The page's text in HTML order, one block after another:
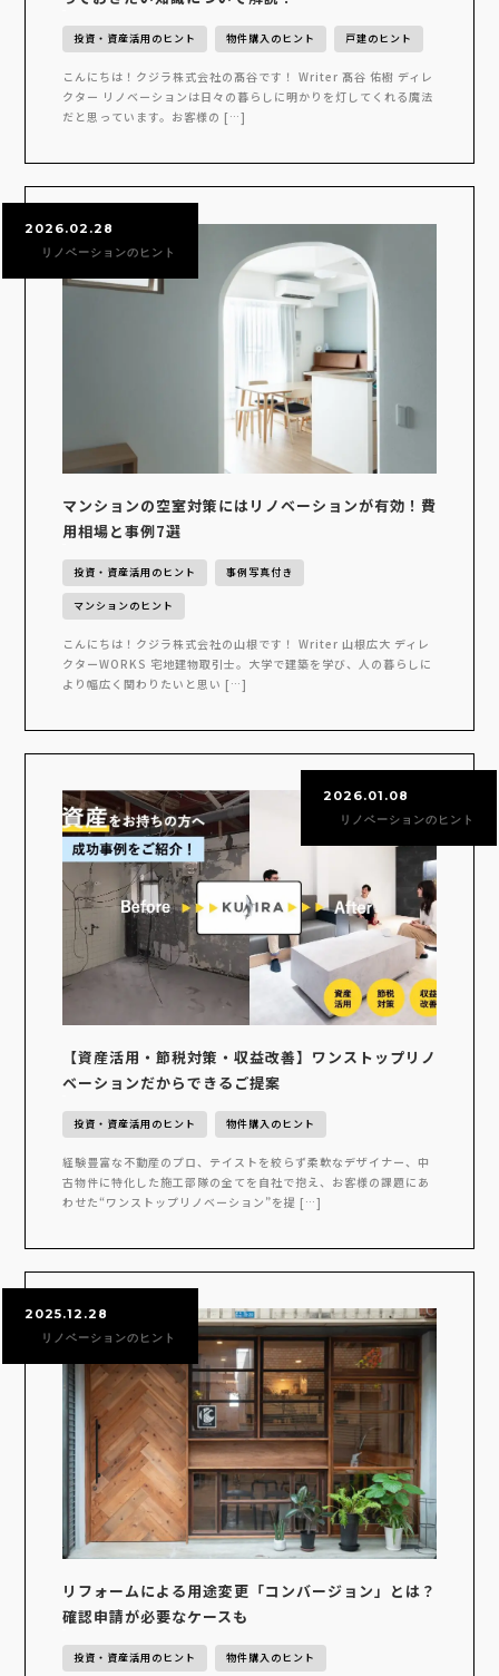
投資・資産活用のヒント 物件購入のヒント 戸建のヒント
こんにちは！クジラ株式会社の髙谷です！ Writer 髙谷 佑樹 ディレ
クター リノベーションは日々の暮らしに明かりを灯してくれる魔法
だと思っています。お客様の […]
2026.02.28
リノベーションのヒント
マンションの空室対策にはリノベーションが有効！費
用相場と事例7選
投資・資産活用のヒント 事例写真付き
マンションのヒント
こんにちは！クジラ株式会社の山根です！ Writer 山根広大 ディレ
クターWORKS 宅地建物取引士。大学で建築を学び、人の暮らしに
より幅広く関わりたいと思い […]
2026.01.08
リノベーションのヒント
【資産活用・節税対策・収益改善】ワンストップリノ
ベーションだからできるご提案
投資・資産活用のヒント 物件購入のヒント
経験豊富な不動産のプロ、テイストを絞らず柔軟なデザイナー、中
古物件に特化した施工部隊の全てを自社で抱え、お客様の課題にあ
わせた“ワンストップリノベーション”を提 […]
2025.12.28
リノベーションのヒント
リフォームによる用途変更「コンバージョン」とは？
確認申請が必要なケースも
投資・資産活用のヒント 物件購入のヒント